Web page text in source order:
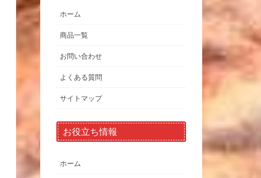
ホーム
商品一覧
お問い合わせ
よくある質問
サイトマップ
お役立ち情報
ホーム